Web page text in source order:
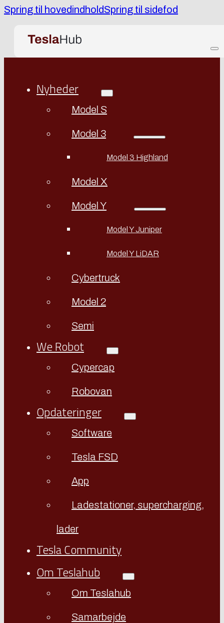
Spring til hovedindholdSpring til sidefod
Nyheder
Model S
Model 3
Model 3 Highland
Model X
Model Y
Model Y Juniper
Model Y LiDAR
Cybertruck
Model 2
Semi
We Robot
Cypercap
Robovan
Opdateringer
Software
Tesla FSD
App
Ladestationer, supercharging,
lader
Tesla Community
Om Teslahub
Om Teslahub
Samarbejde